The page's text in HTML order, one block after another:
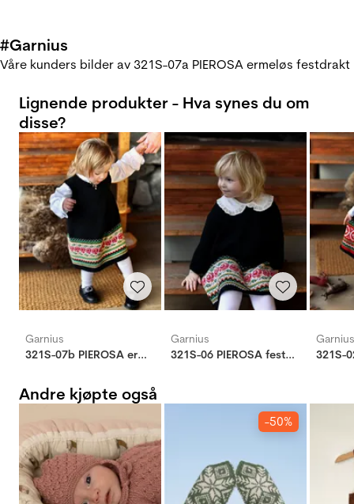
#Garnius
Våre kunders bilder av 321S-07a PIEROSA ermeløs festdrakt
Lignende produkter - Hva synes du om
disse?
Garnius
321S-07b PIEROSA ermeløs festdrakt
Garnius
321S-06 PIEROSA festdrakt
Garnius
Andre kjøpte også
-50%